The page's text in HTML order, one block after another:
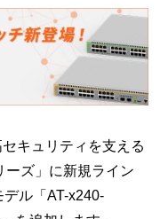
キュリティを支える
ーズ」に新規ライン
ル「AT-x240-